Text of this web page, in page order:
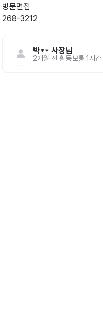
방문면접
268-3212
박** 사장님
2개월 전 활동보통 1시